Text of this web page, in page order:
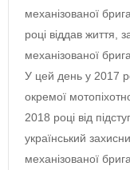
механізованої
році віддав життя,
механізованої
У цей день у 2017
окремої
2018 році від
український
механізованої